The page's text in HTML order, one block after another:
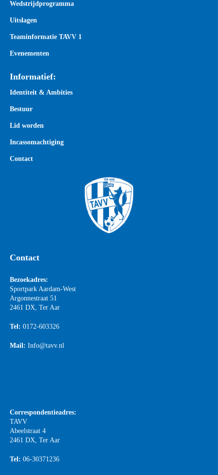
Wedstrijdprogramma
Uitslagen
Teaminformatie TAVV 1
Evenementen
Informatief:
Identiteit & Ambities
Bestuur
Lid worden
Incassomachtiging
Contact
Contact
Bezoekadres:
Sportpark Aardam-West
Argonnestraat 51
2461 DX, Ter Aar
Tel: 0172-603326
Mail: Info@tavv.nl
Correspondentieadres:
TAVV
Abeelstraat 4
2461 DX, Ter Aar
Tel: 06-30371236